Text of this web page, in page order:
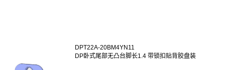
DPT22A-20BM4YN11
DP卧式尾部无凸台脚长1.4 带锁扣贴背胶盘装